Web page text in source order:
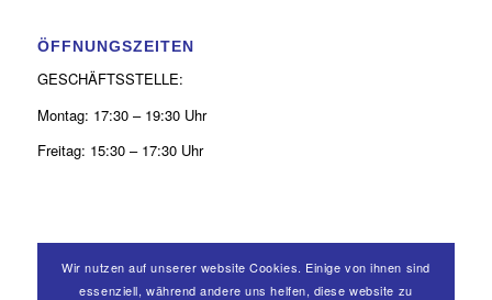
ÖFFNUNGSZEITEN
GESCHÄFTSSTELLE:
Montag: 17:30 – 19:30 Uhr
Freitag: 15:30 – 17:30 Uhr
Wir nutzen auf unserer website Cookies. Einige von ihnen sind
essenziell, während andere uns helfen, diese website zu